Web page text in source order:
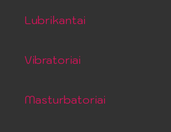
Lubrikantai
Vibratoriai
Masturbatoriai